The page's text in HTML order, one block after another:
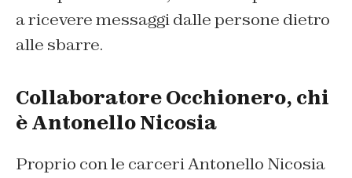
a ricevere messaggi dalle persone dietro
alle sbarre.
Collaboratore Occhionero, chi
è Antonello Nicosia
Proprio con le carceri Antonello Nicosia